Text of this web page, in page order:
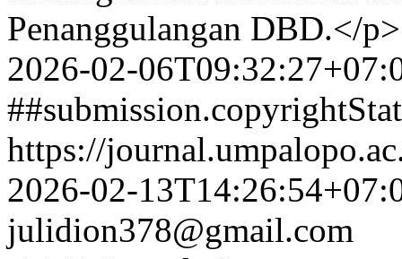
Penanggulangan DBD.</
2026-02-
https://
2026-02-
julidion378@gmail.com